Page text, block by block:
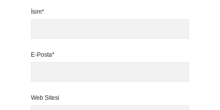
İsim*
E-Posta*
Web Sitesi